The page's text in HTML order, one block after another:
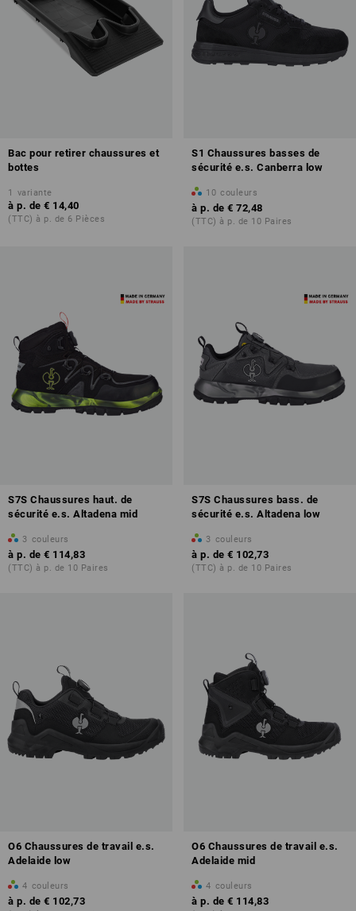
Bac pour retirer chaussures et
bottes
1 variante
à p. de € 14,40
(TTC) à p. de 6 Pièces
S1 Chaussures basses de
sécurité e.s. Canberra low
10 couleurs
à p. de € 72,48
(TTC) à p. de 10 Paires
S7S Chaussures haut. de
sécurité e.s. Altadena mid
3 couleurs
à p. de € 114,83
(TTC) à p. de 10 Paires
S7S Chaussures bass. de
sécurité e.s. Altadena low
3 couleurs
à p. de € 102,73
(TTC) à p. de 10 Paires
O6 Chaussures de travail e.s.
Adelaide low
4 couleurs
à p. de € 102,73
O6 Chaussures de travail e.s.
Adelaide mid
4 couleurs
à p. de € 114,83